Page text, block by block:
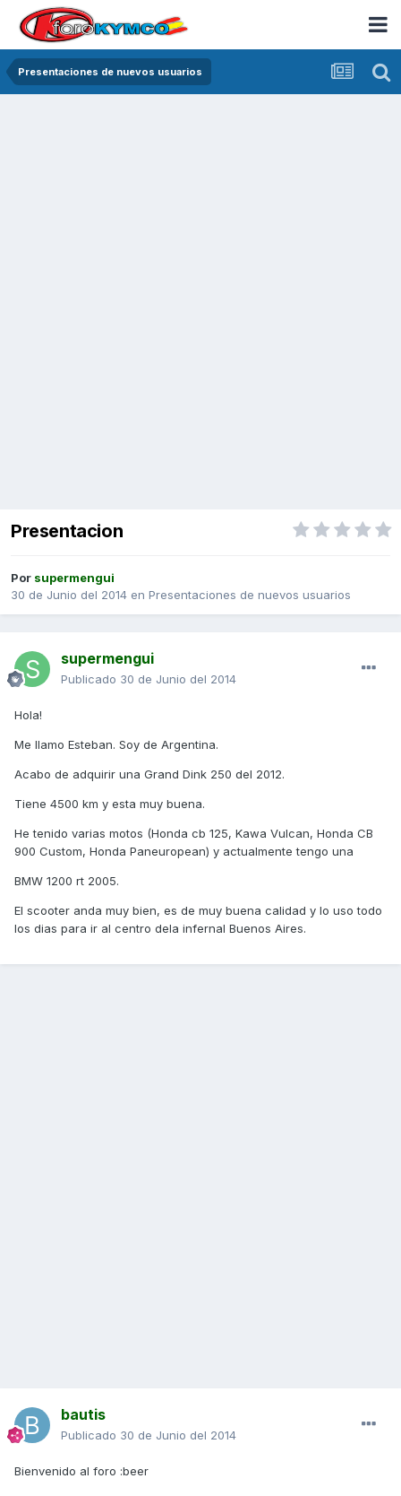
Presentaciones de nuevos usuarios
Presentacion
Por supermengui
30 de Junio del 2014 en Presentaciones de nuevos usuarios
supermengui
Publicado 30 de Junio del 2014
Hola!
Me llamo Esteban. Soy de Argentina.
Acabo de adquirir una Grand Dink 250 del 2012.
Tiene 4500 km y esta muy buena.
He tenido varias motos (Honda cb 125, Kawa Vulcan, Honda CB
900 Custom, Honda Paneuropean) y actualmente tengo una
BMW 1200 rt 2005.
El scooter anda muy bien, es de muy buena calidad y lo uso todo
los dias para ir al centro dela infernal Buenos Aires.
bautis
Publicado 30 de Junio del 2014
Bienvenido al foro :beer